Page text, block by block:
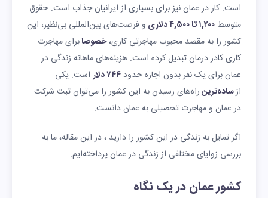
است. کار در عمان نیز برای بسیاری از ایرانیان جذاب است. حقوق
متوسط ۱,۲۰۰ تا ۴,۵۰۰ دلاری
و فرصت‌های بین‌المللی بی‌نظیر، این
کشور را به مقصد محبوب مهاجرتی کاری،خصوصابرای مهاجرت
کاری کادر درمان تبدیل کرده است. هزینه‌های ماهانه زندگی در
عمان برای یک نفر بدون اجاره حدود ۷۴۴ دلار
است. یکی
ازساده‌ترینراه‌های رسیدن به این کشور را می‌توان ثبت شرکت
در عمان و مهاجرت تحصیلی به عمان دانست.
اگر تمایل به زندگی در این کشور را دارید ، در این مقاله، ما به
بررسی زوایای مختلفی از زندگی در عمان پرداخته‌ایم.
کشور عمان در یک نگاه